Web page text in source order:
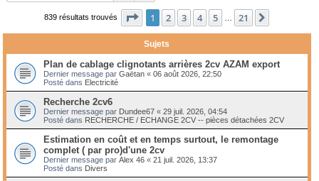
839 résultats trouvés Page 1sur21
1 2 3 4 5 21
Sujets
Plan de cablage clignotants arrières 2cv AZAM export
Dernier message par Gaëtan « 06 août 2026, 22:50
Posté dans Electricité
Recherche 2cv6
Dernier message par Dundee67 « 29 juil. 2026, 04:54
Posté dans RECHERCHE / ECHANGE 2CV -- pièces détachées 2CV
Estimation en coût et en temps surtout, le remontage
complet ( par pro)d'une 2cv
Dernier message par Alex 46 « 21 juil. 2026, 13:37
Posté dans Divers